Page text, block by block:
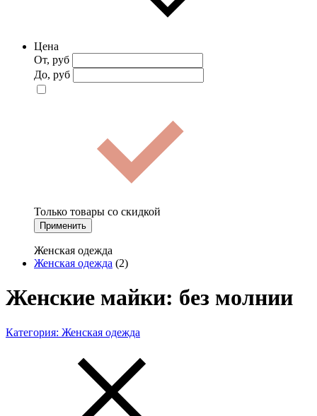
Цена
От, руб
До, руб
Только товары со скидкой
Применить
Женская одежда
Женская одежда (2)
Женские майки: без молнии
Категория: Женская одежда